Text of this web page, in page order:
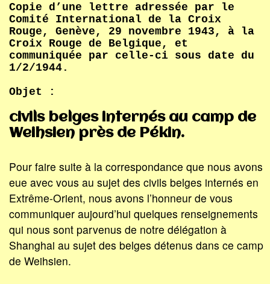
Copie d’une lettre adressée par le
Comité International de la Croix
Rouge, Genève, 29 novembre 1943, à la
Croix Rouge de Belgique, et
communiquée par celle-ci sous date du
1/2/1944.
Objet :
civils belges internés au camp de
Weihsien près de Pékin.
Pour faire suite à la correspondance que nous avons
eue avec vous au sujet des civils belges internés en
Extrême-Orient, nous avons l’honneur de vous
communiquer aujourd’hui quelques renseignements
qui nous sont parvenus de notre délégation à
Shanghai au sujet des belges détenus dans ce camp
de Weihsien.